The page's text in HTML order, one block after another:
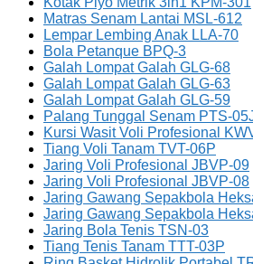
Matras Senam Lantai MSL-612
Lempar Lembing Anak LLA-70
Bola Petanque BPQ-3
Galah Lompat Galah GLG-68
Galah Lompat Galah GLG-63
Galah Lompat Galah GLG-59
Palang Tunggal Senam PTS-
Kursi Wasit Voli Profesional
Tiang Voli Tanam TVT-06P
Jaring Voli Profesional JBVP-09
Jaring Voli Profesional JBVP-08
Jaring Gawang Sepakbola
Jaring Gawang Sepakbola
Jaring Bola Tenis TSN-03
Tiang Tenis Tanam TTT-03P